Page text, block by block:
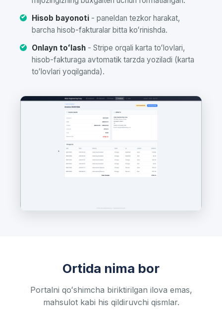
Hisob bayonoti - paneldan tezkor harakat,
barcha hisob-fakturalar bitta koʻrinishda.
Onlayn toʻlash - Stripe orqali karta toʻlovlari,
hisob-fakturaga avtomatik tarzda yoziladi (karta
toʻlovlari yoqilganda).
Ortida nima bor
Portalni qoʻshimcha biriktirilgan ilova emas,
mahsulot kabi his qildiruvchi qismlar.